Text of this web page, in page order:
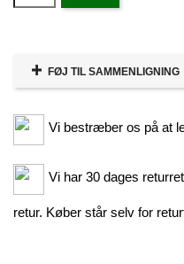
FØJ TIL SAMMENLIGNING
Vi bestræber os på at
Vi har 30 dages
retur. Køber står selv for